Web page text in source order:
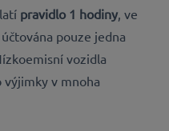
pravidlo 1 hodiny , ve
pouze jedna
vozidla
výjimky v mnoha